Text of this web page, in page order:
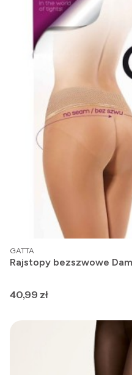
PRODUCENT
GATTA
Rajstopy bezszwowe
Cena
40,99 zł